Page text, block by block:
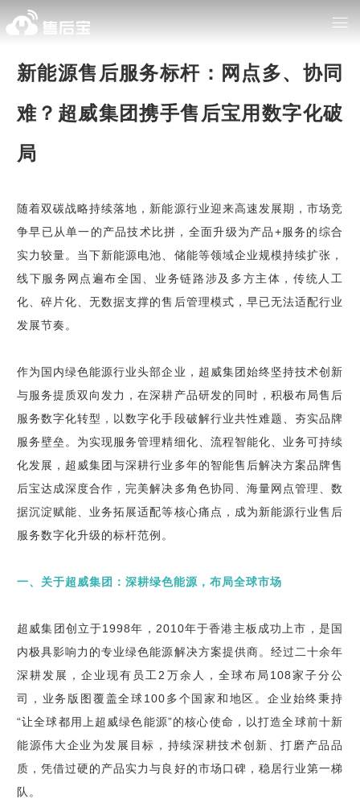
新能源售后服务标杆：网点多、协同
难？超威集团携手售后宝用数字化破
局
随着双碳战略持续落地，新能源行业迎来高速发展期，市场竞
争早已从单一的产品技术比拼，全面升级为产品+服务的综合
实力较量。当下新能源电池、储能等领域企业规模持续扩张，
线下服务网点遍布全国、业务链路涉及多方主体，传统人工
化、碎片化、无数据支撑的售后管理模式，早已无法适配行业
发展节奏。
作为国内绿色能源行业头部企业，超威集团始终坚持技术创新
与服务提质双向发力，在深耕产品研发的同时，积极布局售后
服务数字化转型，以数字化手段破解行业共性难题、夯实品牌
服务壁垒。为实现服务管理精细化、流程智能化、业务可持续
化发展，超威集团与深耕行业多年的智能售后解决方案品牌售
后宝达成深度合作，完美解决多角色协同、海量网点管理、数
据沉淀赋能、业务拓展适配等核心痛点，成为新能源行业售后
服务数字化升级的标杆范例。
一、关于超威集团：深耕绿色能源，布局全球市场
超威集团创立于1998年，2010年于香港主板成功上市，是国
内极具影响力的专业绿色能源解决方案提供商。经过二十余年
深耕发展，企业现有员工2万余人，全球布局108家子分公
司，业务版图覆盖全球100多个国家和地区。企业始终秉持
“让全球都用上超威绿色能源”的核心使命，以打造全球前十新
能源伟大企业为发展目标，持续深耕技术创新、打磨产品品
质，凭借过硬的产品实力与良好的市场口碑，稳居行业第一梯
队。